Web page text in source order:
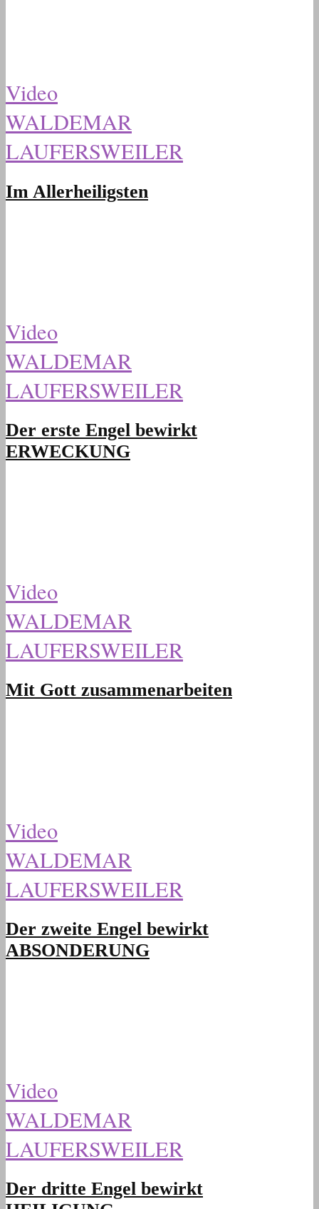
Video
WALDEMAR
LAUFERSWEILER
Im Allerheiligsten
Video
WALDEMAR
LAUFERSWEILER
Der erste Engel bewirkt
ERWECKUNG
Video
WALDEMAR
LAUFERSWEILER
Mit Gott zusammenarbeiten
Video
WALDEMAR
LAUFERSWEILER
Der zweite Engel bewirkt
ABSONDERUNG
Video
WALDEMAR
LAUFERSWEILER
Der dritte Engel bewirkt